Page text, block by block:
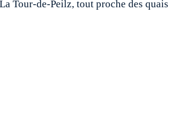
Tour-de-Peilz, tout proche des quais